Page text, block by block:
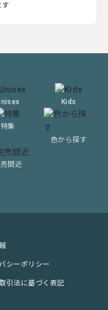
す
Kids
特集
色から探す
間近
シーポリシー
引法に基づく表記